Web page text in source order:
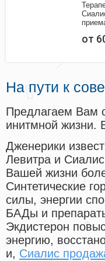
от
На пути к
Предлагаем Вам
инитмной жизни.
Дженерики
Левитра и
Вашей жизни
Синтетические
силы, энергии
БАДы и
Экдистерон
энергию,
и, Сиалис